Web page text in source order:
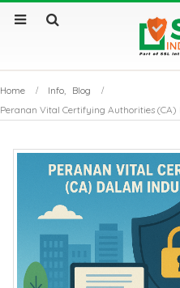
Home Info, Blog
Peranan Vital Certifying Authorities
Sertifikat SSL Masa
Berlaku Singkat: